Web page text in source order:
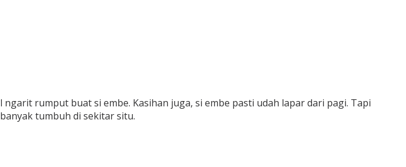
rumput buat si embe. Kasihan juga, si embe pasti udah lapar dari pagi. Tapi
tumbuh di sekitar situ.